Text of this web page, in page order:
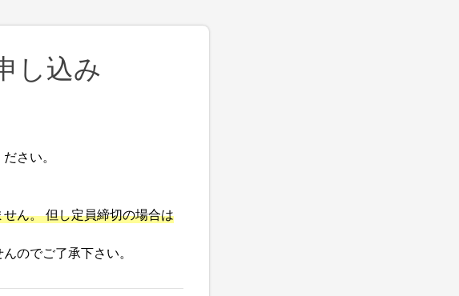
し込み
さい。
ん。 但し定員締切の場合は
のでご了承下さい。